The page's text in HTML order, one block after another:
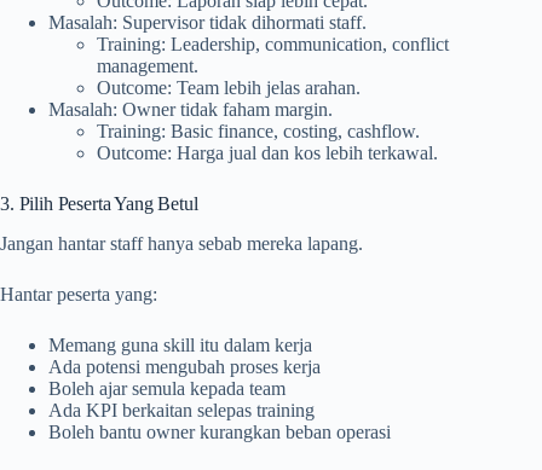
Masalah: Supervisor tidak dihormati staff.
Training: Leadership, communication, conflict
management.
Outcome: Team lebih jelas arahan.
Masalah: Owner tidak faham margin.
Training: Basic finance, costing, cashflow.
Outcome: Harga jual dan kos lebih terkawal.
3. Pilih Peserta Yang Betul
Jangan hantar staff hanya sebab mereka lapang.
Hantar peserta yang:
Memang guna skill itu dalam kerja
Ada potensi mengubah proses kerja
Boleh ajar semula kepada team
Ada KPI berkaitan selepas training
Boleh bantu owner kurangkan beban operasi